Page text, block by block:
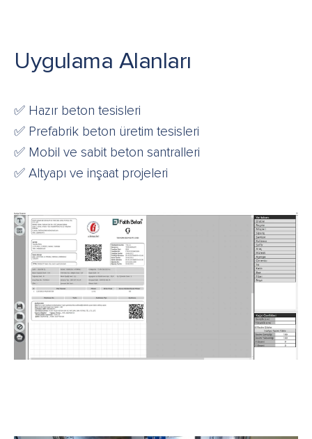
Uygulama Alanları
✅ Hazır beton tesisleri
✅ Prefabrik beton üretim tesisleri
✅ Mobil ve sabit beton santralleri
✅ Altyapı ve inşaat projeleri